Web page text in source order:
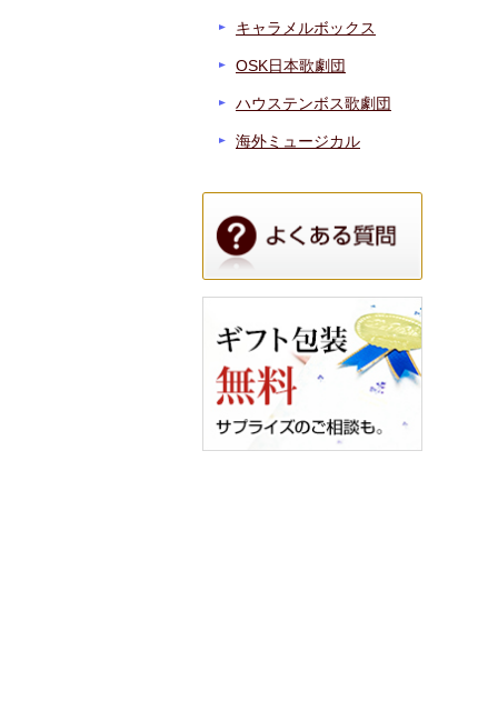
キャラメルボックス
OSK日本歌劇団
ハウステンボス歌劇団
海外ミュージカル